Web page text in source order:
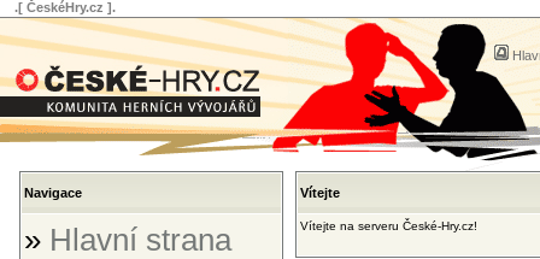
.[ ČeskéHry.cz ].
Navigace
» Hlavní strana
Vítejte
Vítejte na serveru České-Hry.cz!